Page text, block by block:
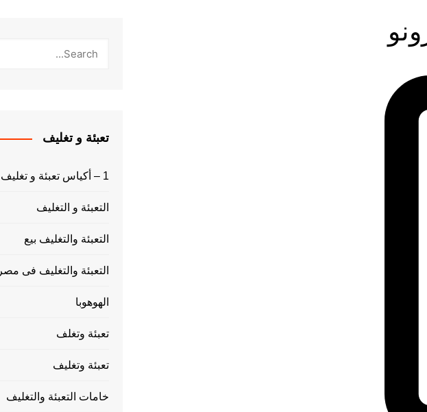
تعبئة و تغليف
1 – أكياس تعبئة و تغليف
التعبئة و التغليف
التعبئة والتغليف بيع
التعبئة والتغليف فى مصر
الهوهوبا
تعبئة وتغلف
تعبئة وتغليف
خامات التعبئة والتغليف